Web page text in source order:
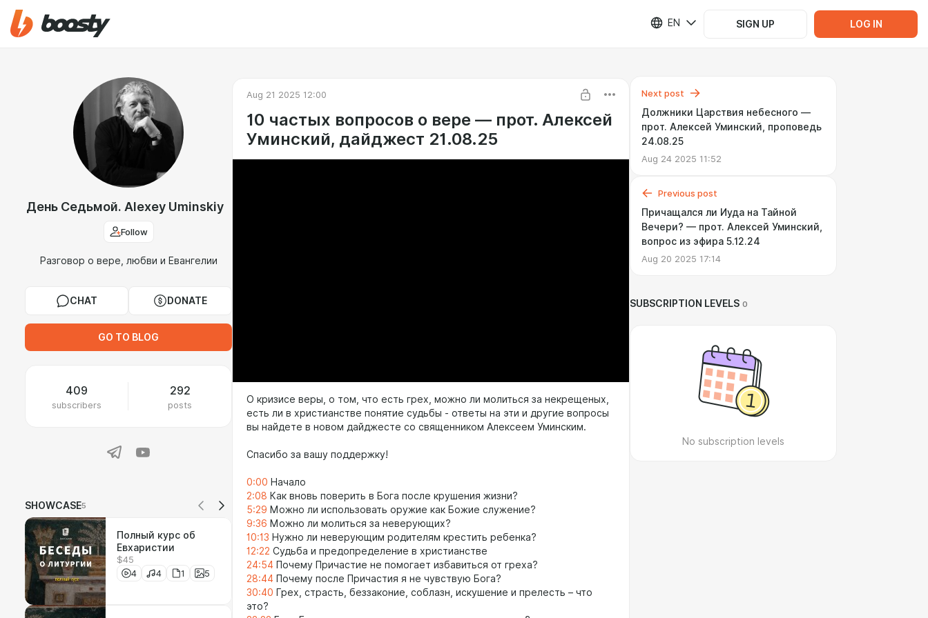
EN SIGN UP LOG IN
День Седьмой. Alexey Uminskiy
Follow
Разговор о вере, любви и Евангелии
CHAT DONATE
GO TO BLOG
409
subscribers
292
posts
SHOWCASE5
Полный курс об
Евхаристии
$45
4
4 1 5
Aug 21 2025 12:00
10 частых вопросов о вере — прот. Алексей
Уминский, дайджест 21.08.25
О кризисе веры, о том, что есть грех, можно ли молиться за некрещеных,
есть ли в христианстве понятие судьбы - ответы на эти и другие вопросы
вы найдете в новом дайджесте со священником Алексеем Уминским.
Спасибо за вашу поддержку!
0:00 Начало
2:08 Как вновь поверить в Бога после крушения жизни?
5:29 Можно ли использовать оружие как Божие служение?
9:36 Можно ли молиться за неверующих?
10:13 Нужно ли неверующим родителям крестить ребенка?
12:22 Судьба и предопределение в христианстве
24:54 Почему Причастие не помогает избавиться от греха?
28:44 Почему после Причастия я не чувствую Бога?
30:40 Грех, страсть, беззаконие, соблазн, искушение и прелесть – что
это?
Next post
Должники Царствия небесного —
прот. Алексей Уминский, проповедь
24.08.25
Aug 24 2025 11:52
Previous post
Причащался ли Иуда на Тайной
Вечери? — прот. Алексей Уминский,
вопрос из эфира 5.12.24
Aug 20 2025 17:14
SUBSCRIPTION LEVELS 0
No subscription levels